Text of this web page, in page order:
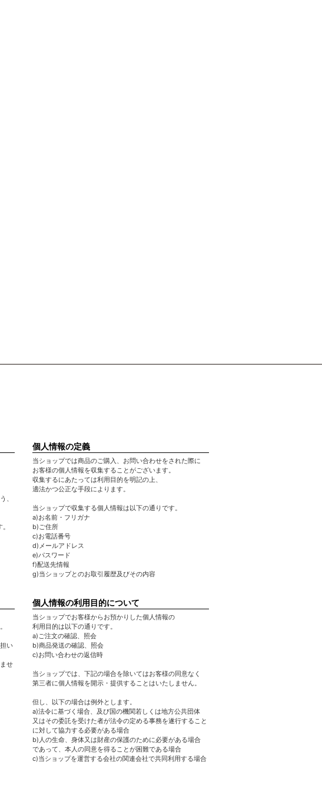
、
い
せ
個人情報の定義
当ショップでは商品のご購入、お問い合わせをされた際に
お客様の個人情報を収集することがございます。
収集するにあたっては利用目的を明記の上、
適法かつ公正な手段によります。
当ショップで収集する個人情報は以下の通りです。
a)お名前・フリガナ
b)ご住所
c)お電話番号
d)メールアドレス
e)パスワード
f)配送先情報
g)当ショップとのお取引履歴及びその内容
個人情報の利用目的について
当ショップでお客様からお預かりした個人情報の
利用目的は以下の通りです。
a)ご注文の確認、照会
b)商品発送の確認、照会
c)お問い合わせの返信時
当ショップでは、下記の場合を除いてはお客様の同意なく
第三者に個人情報を開示・提供することはいたしません。
但し、以下の場合は例外とします。
a)法令に基づく場合、及び国の機関若しくは地方公共団体
又はその委託を受けた者が法令の定める事務を遂行すること
に対して協力する必要がある場合
b)人の生命、身体又は財産の保護のために必要がある場合
であって、本人の同意を得ることが困難である場合
c)当ショップを運営する会社の関連会社で共同利用する場合